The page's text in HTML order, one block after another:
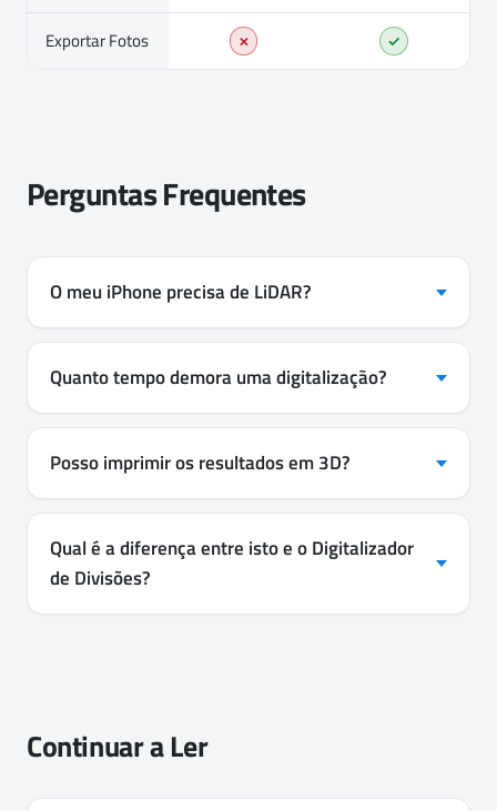
Exportar Fotos ✗ ✓
Perguntas Frequentes
O meu iPhone precisa de LiDAR?
Quanto tempo demora uma digitalização?
Posso imprimir os resultados em 3D?
Qual é a diferença entre isto e o Digitalizador
de Divisões?
Continuar a Ler